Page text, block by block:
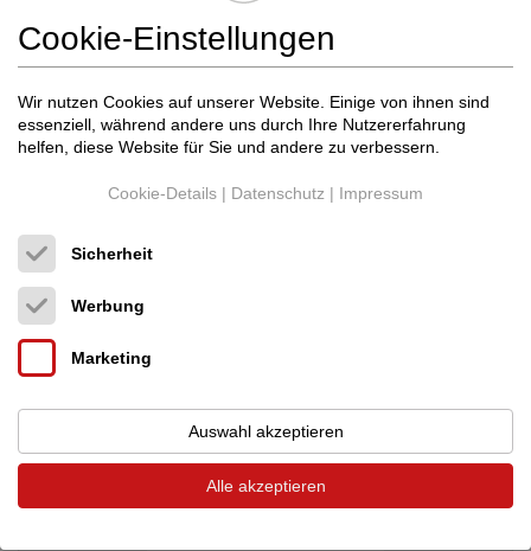
Lautsprecher, Kopfhörer
765 €
Cookie-Einstellungen
Wir nutzen Cookies auf unserer Website. Einige von ihnen sind
essenziell, während andere uns durch Ihre Nutzererfahrung
helfen, diese Website für Sie und andere zu verbessern.
Cookie-Details | Datenschutz | Impressum
Sicherheit
Werbung
Marketing
Auswahl akzeptieren
Alle akzeptieren